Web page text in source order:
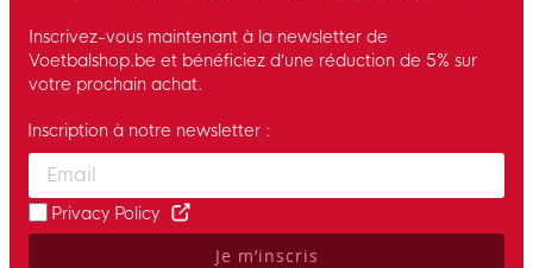
Inscrivez-vous maintenant à la newsletter de
Voetbalshop.be et bénéficiez d’une réduction de 5% sur
votre prochain achat.
Enter your email and accept the privacy policy to subscribe to
Inscription à notre newsletter :
Privacy Policy
Je m’inscris